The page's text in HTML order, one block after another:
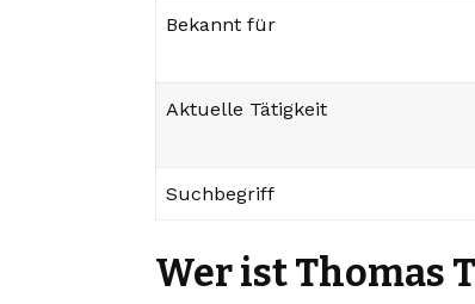
Bekannt für
Aktuelle Tätigkeit
Suchbegriff
Wer ist Thomas